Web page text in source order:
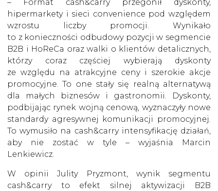
– Format cash&carry przegonił dyskonty,
hipermarkety i sieci convenience pod względem
wzrostu liczby promocji. Wynikało
to z konieczności odbudowy pozycji w segmencie
B2B i HoReCa oraz walki o klientów detalicznych,
którzy coraz częściej wybierają dyskonty
ze względu na atrakcyjne ceny i szerokie akcje
promocyjne. To one stały się realną alternatywą
dla małych biznesów i gastronomii. Dyskonty,
podbijając rynek wojną cenową, wyznaczyły nowe
standardy agresywnej komunikacji promocyjnej.
To wymusiło na cash&carry intensyfikację działań,
aby nie zostać w tyle – wyjaśnia Marcin
Lenkiewicz.
W opinii Julity Pryzmont, wynik segmentu
cash&carry to efekt silnej aktywizacji B2B